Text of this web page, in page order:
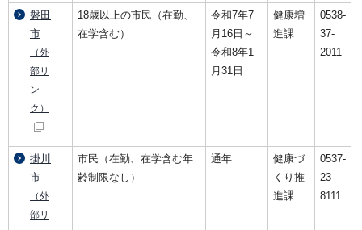
磐田
市
（外
部リ
ン
ク）
18歳以上の市民（在勤、
在学含む）
令和7年7
月16日～
令和8年1
月31日
健康増
進課
0538-
37-
2011
掛川
市
（外
部リ
市民（在勤、在学含む年
齢制限なし）
通年
健康づ
くり推
進課
0537-
23-
8111